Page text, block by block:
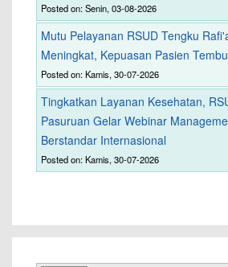
Posted on: Senin, 03-08-2026
Mutu Pelayanan RSUD Tengku
Meningkat, Kepuasan Pasien
Posted on: Kamis, 30-07-2026
Tingkatkan Layanan Kesehatan,
Pasuruan Gelar Webinar
Berstandar Internasional
Posted on: Kamis, 30-07-2026